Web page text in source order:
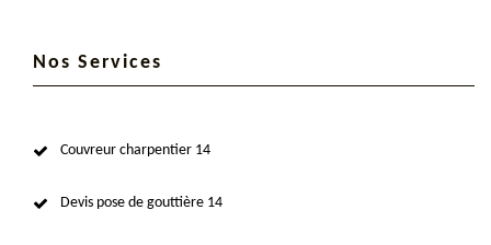
Nos Services
Couvreur charpentier 14
Devis pose de gouttière 14